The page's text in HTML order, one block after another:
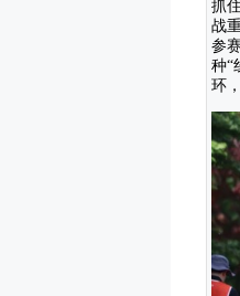
抓
战
参
种“
环